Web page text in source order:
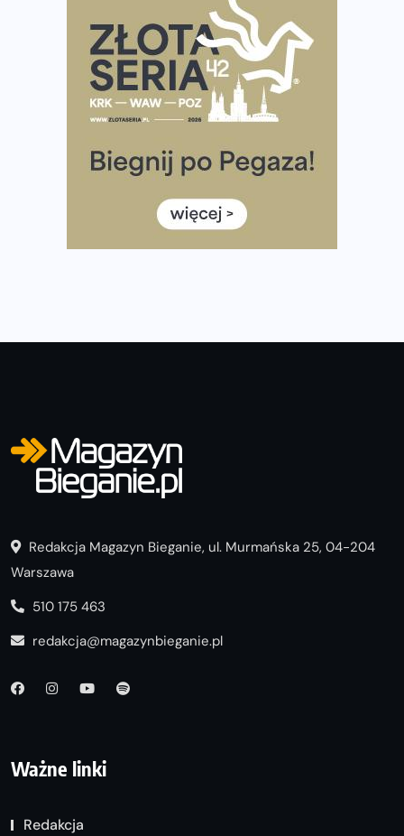
Rozbiegany Olsztyn szykuje się na weekend z
półmaratonem
Już w tę sobotę 35. Bieg Powstania Warszawskiego.
Wystartuje rekordowa liczba uczestników
35. Bieg Powstania Warszawskiego – praktyczny
Ile razy w tygodniu biegać? 3 treningi wystarczą? Jak
często biegać, żeby robić postępy
Już w ten weekend! Przed nami Nocny Portowy Maraton
i Półmaraton Szczeciński. Wszystko, co warto wiedzieć
Redakcja Magazyn Bieganie, ul. Murmańska 25, 04-204
Warszawa
510 175 463
redakcja@magazynbieganie.pl
Ważne linki
Redakcja